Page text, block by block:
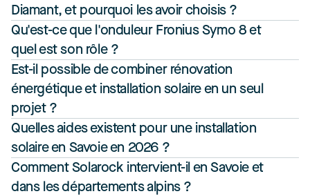
Diamant, et pourquoi les avoir choisis ?
Qu'est-ce que l'onduleur Fronius Symo 8 et
quel est son rôle ?
Est-il possible de combiner rénovation
énergétique et installation solaire en un seul
projet ?
Quelles aides existent pour une installation
solaire en Savoie en 2026 ?
Comment Solarock intervient-il en Savoie et
dans les départements alpins ?